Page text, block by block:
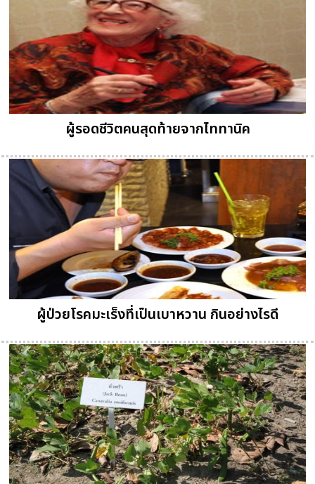
ผู้รอดชีวิตคนสุดท้ายจากไททานิค
ผู้ป่วยโรคมะเร็งที่เป็นเบาหวาน กินอย่างไรดี